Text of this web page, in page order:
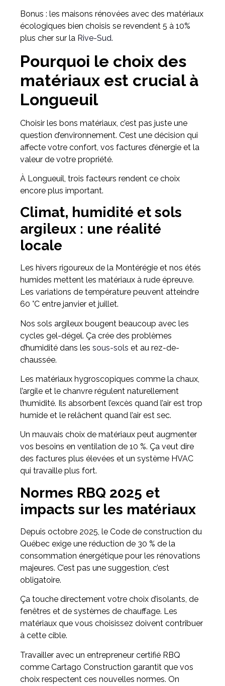
Bonus : les maisons rénovées avec des matériaux
écologiques bien choisis se revendent 5 à 10%
plus cher sur la Rive-Sud.
Pourquoi le choix des
matériaux est crucial à
Longueuil
Choisir les bons matériaux, c’est pas juste une
question d’environnement. C’est une décision qui
affecte votre confort, vos factures d’énergie et la
valeur de votre propriété.
À Longueuil, trois facteurs rendent ce choix
encore plus important.
Climat, humidité et sols
argileux : une réalité
locale
Les hivers rigoureux de la Montérégie et nos étés
humides mettent les matériaux à rude épreuve.
Les variations de température peuvent atteindre
60 °C entre janvier et juillet.
Nos sols argileux bougent beaucoup avec les
cycles gel-dégel. Ça crée des problèmes
d’humidité dans les sous-sols et au rez-de-
chaussée.
Les matériaux hygroscopiques comme la chaux,
l’argile et le chanvre régulent naturellement
l’humidité. Ils absorbent l’excès quand l’air est trop
humide et le relâchent quand l’air est sec.
Un mauvais choix de matériaux peut augmenter
vos besoins en ventilation de 10 %. Ça veut dire
des factures plus élevées et un système HVAC
qui travaille plus fort.
Normes RBQ 2025 et
impacts sur les matériaux
Depuis octobre 2025, le Code de construction du
Québec exige une réduction de 30 % de la
consommation énergétique pour les rénovations
majeures. C’est pas une suggestion, c’est
obligatoire.
Ça touche directement votre choix d’isolants, de
fenêtres et de systèmes de chauffage. Les
matériaux que vous choisissez doivent contribuer
à cette cible.
Travailler avec un entrepreneur certifié RBQ
comme Cartago Construction garantit que vos
choix respectent ces nouvelles normes. On